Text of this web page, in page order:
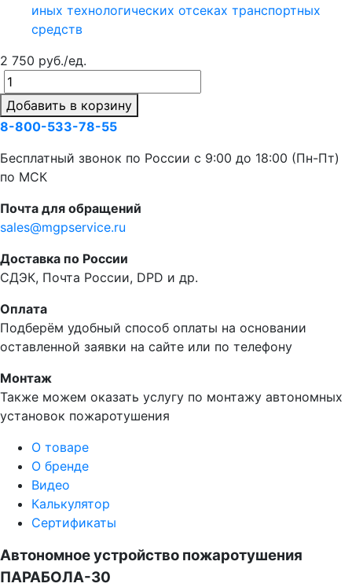
иных технологических отсеках транспортных
средств
2 750 руб./ед.
Добавить в корзину
8-800-533-78-55
Бесплатный звонок по России c 9:00 до 18:00 (Пн-Пт)
по МСК
Почта для обращений
sales@mgpservice.ru
Доставка по России
СДЭК, Почта России, DPD и др.
Оплата
Подберём удобный способ оплаты на основании
оставленной заявки на сайте или по телефону
Монтаж
Также можем оказать услугу по монтажу автономных
установок пожаротушения
О товаре
О бренде
Видео
Калькулятор
Сертификаты
Автономное устройство пожаротушения
ПАРАБОЛА-30